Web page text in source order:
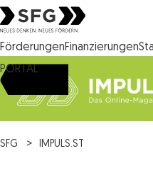
Steirische
FörderungenFinanzierungen
PORTAL
SFG IMPULS.ST